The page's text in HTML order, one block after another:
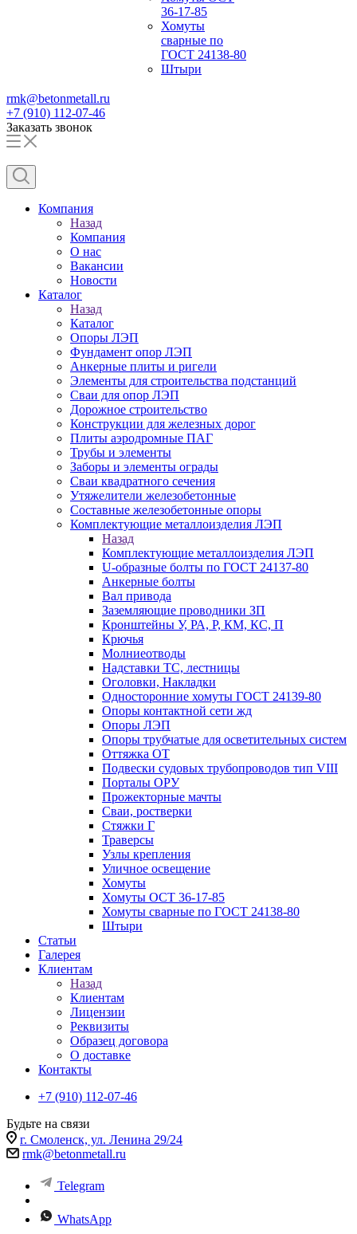
36-17-85
Хомуты
сварные по
ГОСТ 24138-80
Штыри
rmk@betonmetall.ru
+7 (910) 112-07-46
Заказать звонок
Компания
Назад
Компания
О нас
Вакансии
Новости
Каталог
Назад
Каталог
Опоры ЛЭП
Фундамент опор ЛЭП
Анкерные плиты и ригели
Элементы для строительства подстанций
Сваи для опор ЛЭП
Дорожное строительство
Конструкции для железных дорог
Плиты аэродромные ПАГ
Трубы и элементы
Заборы и элементы ограды
Сваи квадратного сечения
Утяжелители железобетонные
Составные железобетонные опоры
Комплектующие металлоизделия ЛЭП
Назад
Комплектующие металлоизделия ЛЭП
U-образные болты по ГОСТ 24137-80
Анкерные болты
Вал привода
Заземляющие проводники ЗП
Кронштейны У, РА, Р, КМ, КС, П
Крючья
Молниеотводы
Надставки ТС, лестницы
Оголовки, Накладки
Односторонние хомуты ГОСТ 24139-80
Опоры контактной сети жд
Опоры ЛЭП
Опоры трубчатые для осветительных систем
Оттяжка ОТ
Подвески судовых трубопроводов тип VIII
Порталы ОРУ
Прожекторные мачты
Сваи, ростверки
Стяжки Г
Траверсы
Узлы крепления
Уличное освещение
Хомуты
Хомуты ОСТ 36-17-85
Хомуты сварные по ГОСТ 24138-80
Штыри
Статьи
Галерея
Клиентам
Назад
Клиентам
Лицензии
Реквизиты
Образец договора
О доставке
Контакты
+7 (910) 112-07-46
Будьте на связи
г. Смоленск, ул. Ленина 29/24
rmk@betonmetall.ru
Telegram
WhatsApp